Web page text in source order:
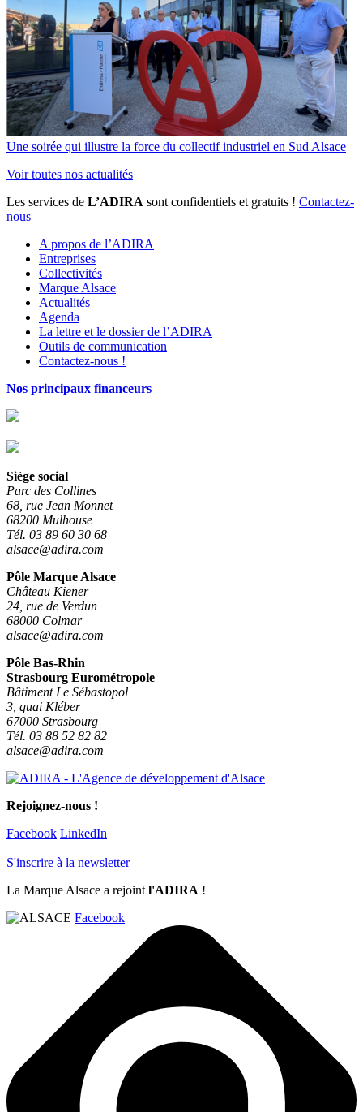
Une soirée qui illustre la force du collectif industriel en Sud Alsace
Voir toutes nos actualités
Les services de L’ADIRA sont confidentiels et gratuits ! Contactez-
nous
A propos de l’ADIRA
Entreprises
Collectivités
Marque Alsace
Actualités
Agenda
La lettre et le dossier de l’ADIRA
Outils de communication
Contactez-nous !
Nos principaux financeurs
Siège social
Parc des Collines
68, rue Jean Monnet
68200 Mulhouse
Tél. 03 89 60 30 68
alsace@adira.com
Pôle Marque Alsace
Château Kiener
24, rue de Verdun
68000 Colmar
alsace@adira.com
Pôle Bas-Rhin
Strasbourg Eurométropole
Bâtiment Le Sébastopol
3, quai Kléber
67000 Strasbourg
Tél. 03 88 52 82 82
alsace@adira.com
Rejoignez-nous !
Facebook LinkedIn
S'inscrire à la newsletter
La Marque Alsace a rejoint l'ADIRA !
Facebook